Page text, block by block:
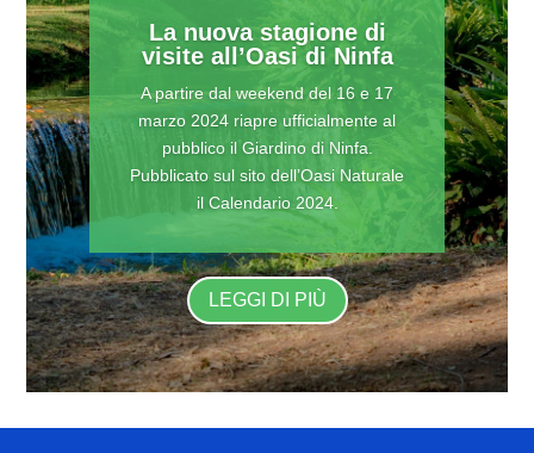
La nuova stagione di
visite all’Oasi di Ninfa
A partire dal weekend del 16 e 17
marzo 2024 riapre ufficialmente al
pubblico il Giardino di Ninfa.
Pubblicato sul sito dell’Oasi Naturale
il Calendario 2024.
LEGGI DI PIÙ